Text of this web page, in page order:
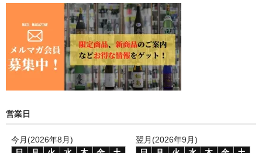
営業日
今月(2026年8月)
翌月(2026年9月)